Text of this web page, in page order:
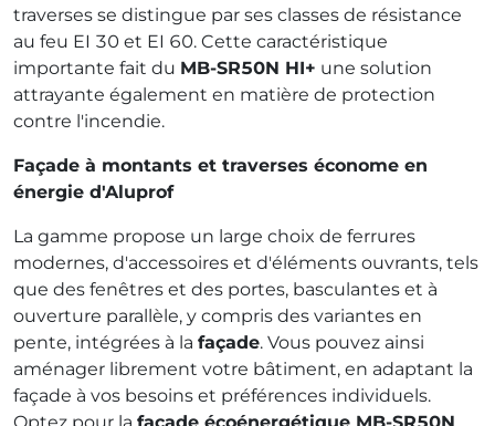
traverses se distingue par ses classes de résistance
au feu EI 30 et EI 60. Cette caractéristique
importante fait du MB-SR50N HI+ une solution
attrayante également en matière de protection
contre l'incendie.
Façade à montants et traverses économe en
énergie d'Aluprof
La gamme propose un large choix de ferrures
modernes, d'accessoires et d'éléments ouvrants, tels
que des fenêtres et des portes, basculantes et à
ouverture parallèle, y compris des variantes en
pente, intégrées à la façade. Vous pouvez ainsi
aménager librement votre bâtiment, en adaptant la
façade à vos besoins et préférences individuels.